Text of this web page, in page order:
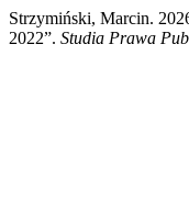
Strzymiński, Marcin.
2022”. Studia Prawa